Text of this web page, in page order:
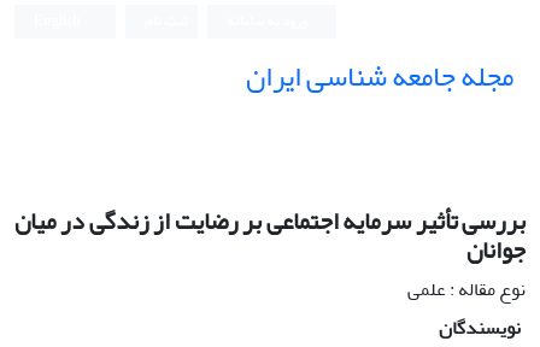
مجله جامعه شناسی ایران
بررسى تأثیر سرمایه اجتماعى بر رضایت از زندگى در میان
جوانان
نوع مقاله : علمی
نویسندگان